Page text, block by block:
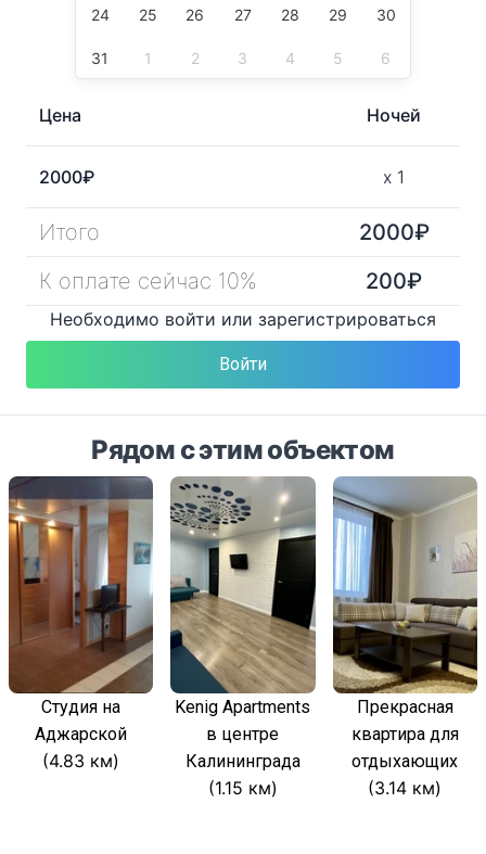
24 25 26 27 28 29 30
31 1 2 3 4 5 6
Цена Ночей
2000₽ x 1
Итого 2000₽
К оплате сейчас 10%
200₽
Необходимо войти или зарегистрироваться
Войти
Рядом с этим объектом
Студия на
Аджарской
(4.83 км)
Kenig Apartments
в центре
Калининграда
(1.15 км)
Прекрасная
квартира для
отдыхающих
(3.14 км)